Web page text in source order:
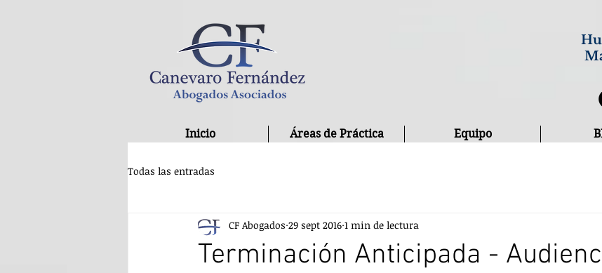
Inicio Áreas de Práctica Equipo
Todas las entradas
Terminación Anticipada -
CF Abogados 29 sept 2016 1 min de lectura